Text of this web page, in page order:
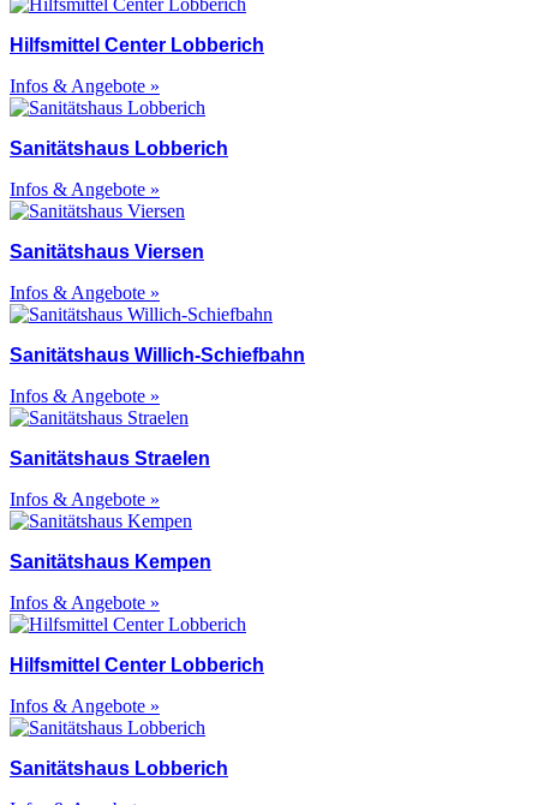
Hilfsmittel Center Lobberich
Infos & Angebote »
Sanitätshaus Lobberich
Infos & Angebote »
Sanitätshaus Viersen
Infos & Angebote »
Sanitätshaus Willich-Schiefbahn
Infos & Angebote »
Sanitätshaus Straelen
Infos & Angebote »
Sanitätshaus Kempen
Infos & Angebote »
Hilfsmittel Center Lobberich
Infos & Angebote »
Sanitätshaus Lobberich